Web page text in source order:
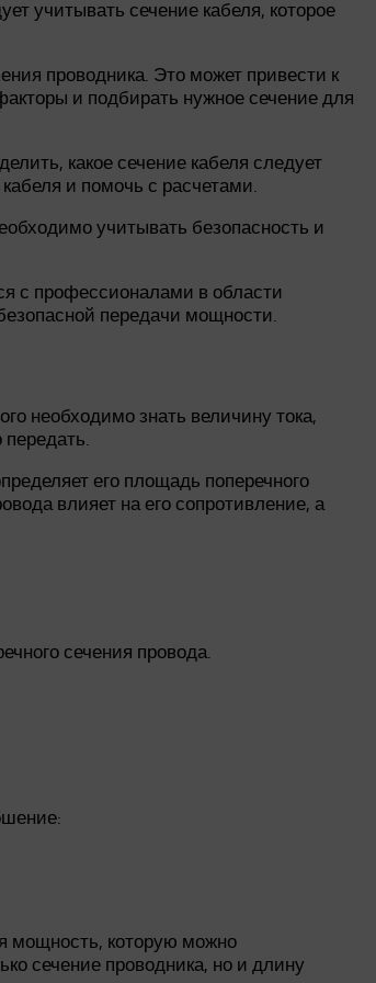
учитывать сечение кабеля, которое
проводника. Это может привести к
и подбирать нужное сечение для
какое сечение кабеля следует
и помочь с расчетами.
учитывать безопасность и
с профессионалами в области
передачи мощности.
необходимо знать величину тока,
его площадь поперечного
влияет на его сопротивление, а
сечения провода.
мощность, которую можно
сечение проводника, но и длину